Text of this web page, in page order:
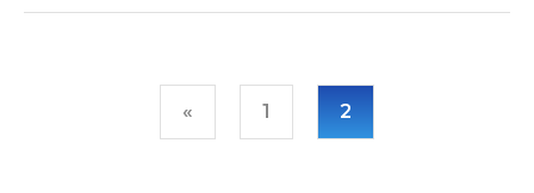
« 1 2